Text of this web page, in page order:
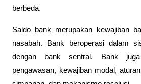
berbeda.
Saldo bank merupakan kewajiban
nasabah. Bank beroperasi dalam
dengan bank sentral. Bank
pengawasan, kewajiban modal,